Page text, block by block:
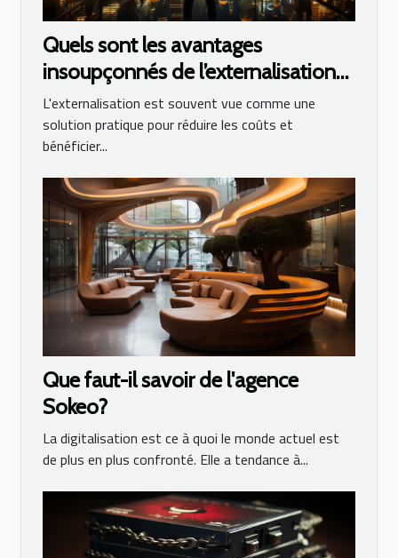
Quels sont les avantages
insoupçonnés de l’externalisation
au sein de l’industrie ?
L'externalisation est souvent vue comme une
solution pratique pour réduire les coûts et
bénéficier...
Que faut-il savoir de l'agence
Sokeo?
La digitalisation est ce à quoi le monde actuel est
de plus en plus confronté. Elle a tendance à...